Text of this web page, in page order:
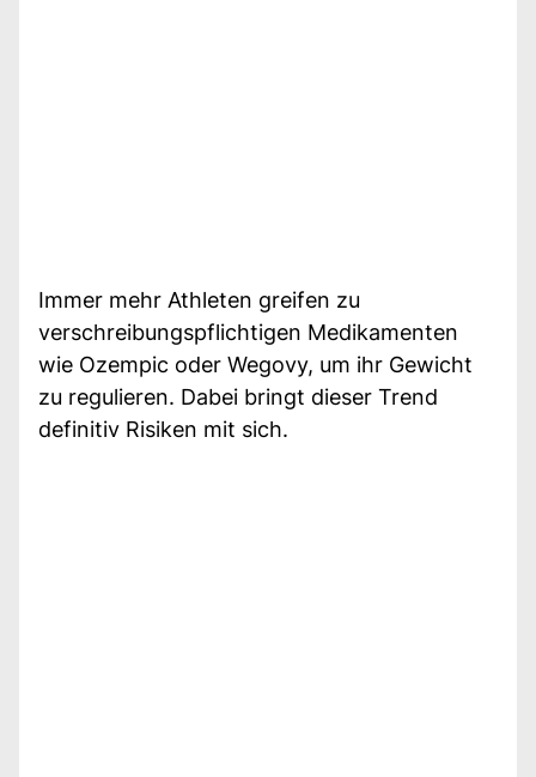
Immer mehr Athleten greifen zu
verschreibungspflichtigen Medikamenten
wie Ozempic oder Wegovy, um ihr Gewicht
zu regulieren. Dabei bringt dieser Trend
definitiv Risiken mit sich.